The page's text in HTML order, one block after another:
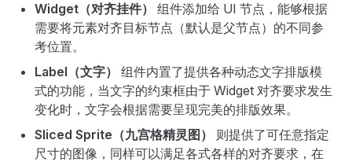
Widget（对齐挂件）
组件添加给 UI 节点，能够根据
需要将元素对齐目标节点（默认是父节点）的不同参
考位置。
Label（文字）
组件内置了提供各种动态文字排版模
式的功能，当文字的约束框由于 Widget 对齐要求发生
变化时，文字会根据需要呈现完美的排版效果。
Sliced Sprite（九宫格精灵图）
则提供了可任意指定
尺寸的图像，同样可以满足各式各样的对齐要求，在